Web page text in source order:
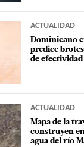
ACTUALIDAD
Dominicano
predice
de efectividad
ACTUALIDAD
Mapa de la
construyen
agua del río